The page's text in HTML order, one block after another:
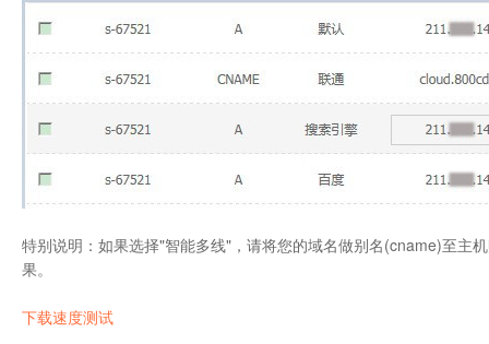
特别说明：如果选择"智能多线"，请将您的域名做别名(cname)至主
果。
下载速度测试